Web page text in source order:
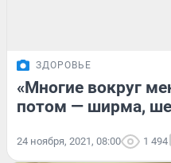
ЗДОРОВЬЕ
«Многие вокруг
потом — ширма,
24 ноября, 2021, 08:00 1 494